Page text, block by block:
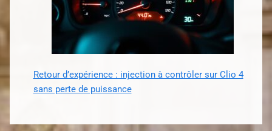
Retour d’expérience : injection à contrôler sur Clio 4
sans perte de puissance